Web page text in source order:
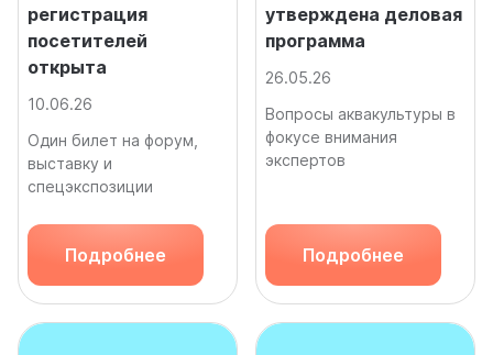
регистрация
посетителей
открыта
10.06.26
Один билет на форум,
выставку и
спецэкспозиции
Подробнее
утверждена деловая
программа
26.05.26
Вопросы аквакультуры в
фокусе внимания
экспертов
Подробнее